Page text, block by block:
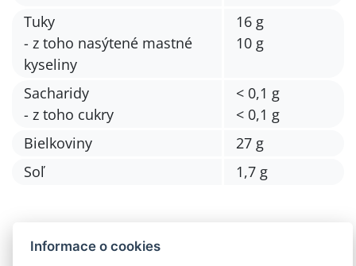
Tuky
- z toho nasýtené mastné
kyseliny
16 g
10 g
Sacharidy
- z toho cukry
< 0,1 g
< 0,1 g
Bielkoviny
27 g
Soľ
1,7 g
Informace o cookies